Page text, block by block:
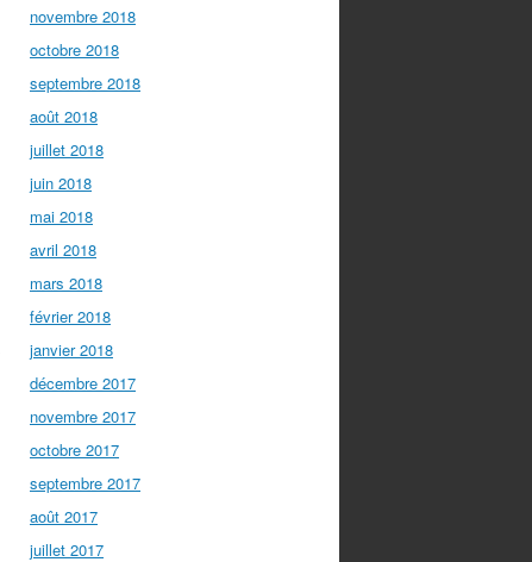
novembre 2018
octobre 2018
septembre 2018
août 2018
juillet 2018
juin 2018
mai 2018
avril 2018
mars 2018
février 2018
janvier 2018
décembre 2017
novembre 2017
octobre 2017
septembre 2017
août 2017
juillet 2017